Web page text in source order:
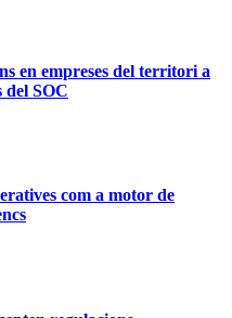
en empreses del territori a
del SOC
com a motor de